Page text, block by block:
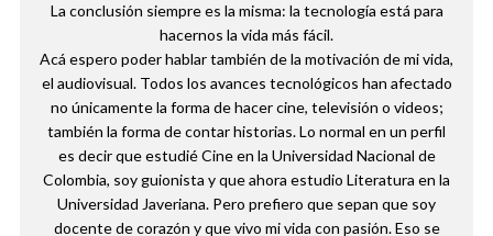
La conclusión siempre es la misma: la tecnología está para
hacernos la vida más fácil.
Acá espero poder hablar también de la motivación de mi vida,
el audiovisual. Todos los avances tecnológicos han afectado
no únicamente la forma de hacer cine, televisión o videos;
también la forma de contar historias. Lo normal en un perfil
es decir que estudié Cine en la Universidad Nacional de
Colombia, soy guionista y que ahora estudio Literatura en la
Universidad Javeriana. Pero prefiero que sepan que soy
docente de corazón y que vivo mi vida con pasión. Eso se